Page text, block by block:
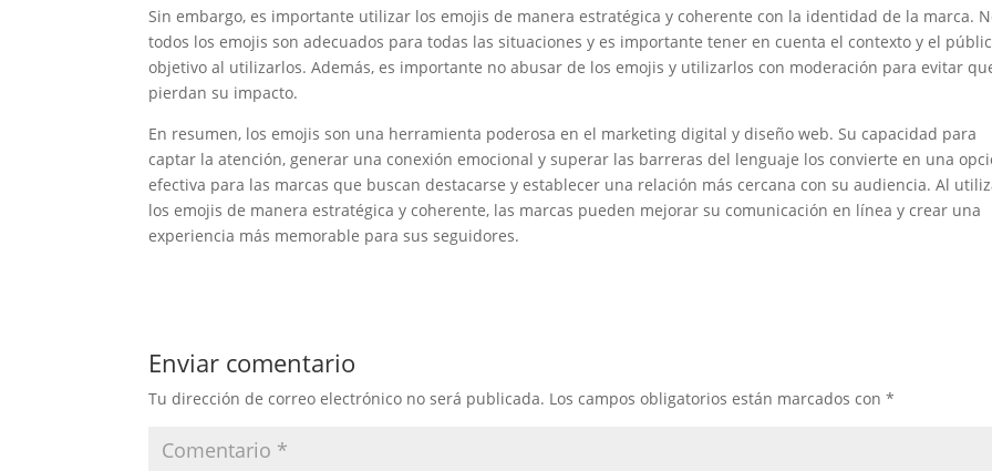
Sin embargo, es importante utilizar los emojis de manera estratégica y coherente con la identidad de la marca.
todos los emojis son adecuados para todas las situaciones y es importante tener en cuenta el contexto y el
objetivo al utilizarlos. Además, es importante no abusar de los emojis y utilizarlos con moderación para evitar
pierdan su impacto.
En resumen, los emojis son una herramienta poderosa en el marketing digital y diseño web. Su capacidad para
captar la atención, generar una conexión emocional y superar las barreras del lenguaje los convierte en una
efectiva para las marcas que buscan destacarse y establecer una relación más cercana con su audiencia. Al
los emojis de manera estratégica y coherente, las marcas pueden mejorar su comunicación en línea y crear una
experiencia más memorable para sus seguidores.
Enviar comentario
Tu dirección de correo electrónico no será publicada. Los campos obligatorios están marcados con*